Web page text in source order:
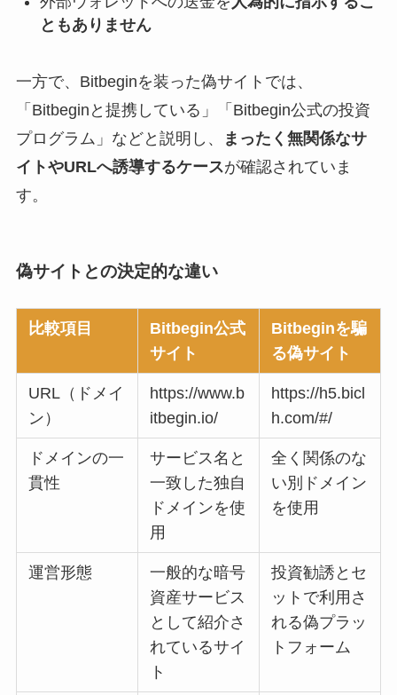
ともありません
一方で、Bitbeginを装った偽サイトでは、
「Bitbeginと提携している」「Bitbegin公式の投資
プログラム」などと説明し、
まったく無関係なサ
イトやURLへ誘導するケースが確認されていま
す。
偽サイトとの決定的な違い
比較項目
Bitbegin公式
サイト
Bitbeginを騙
る偽サイト
URL（ドメイ
ン）
https://www.b
itbegin.io/
https://h5.bicl
h.com/#/
ドメインの一
貫性
サービス名と
一致した独自
ドメインを使
用
全く関係のな
い別ドメイン
を使用
運営形態
一般的な暗号
資産サービス
として紹介さ
れているサイ
ト
投資勧誘とセ
ットで利用さ
れる偽プラッ
トフォーム